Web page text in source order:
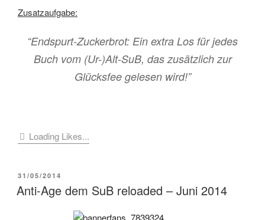
Zusatzaufgabe:
“Endspurt-Zuckerbrot: Ein extra Los für jedes
Buch vom (Ur-)Alt-SuB, das zusätzlich zur
Glücksfee gelesen wird!”
Loading Likes...
VERÖFFENTLICHT
AM
31/05/2014
Anti-Age dem SuB reloaded – Juni 2014